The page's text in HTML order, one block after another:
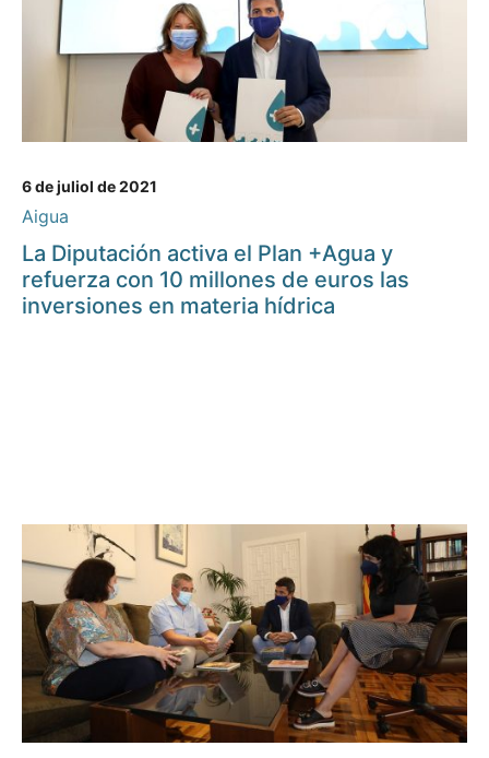
6 de juliol de 2021
Aigua
La Diputación activa el Plan +Agua y
refuerza con 10 millones de euros las
inversiones en materia hídrica